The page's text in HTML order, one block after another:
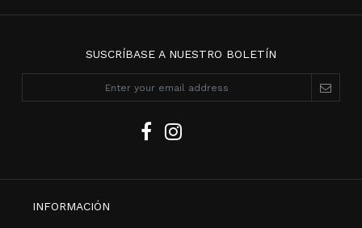
SUSCRÍBASE A NUESTRO BOLETÍN
INFORMACIÓN